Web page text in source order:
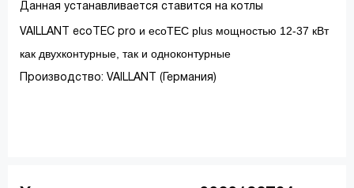
Данная устанавливается ставится на котлы
VAILLANT ecoTEC pro и ecoTEC plus мощностью 12-37 кВт
как двухконтурные, так и одноконтурные
Производство: VAILLANT (Германия)